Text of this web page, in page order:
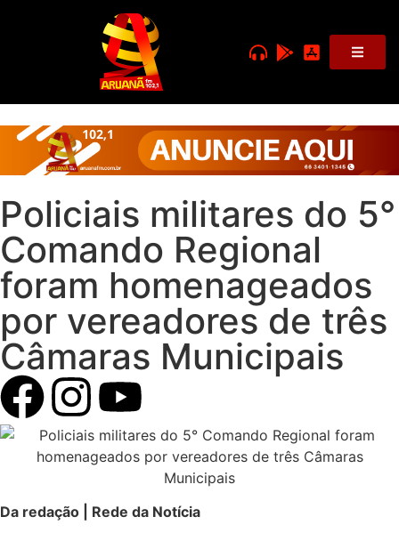
Policiais militares do 5°
Comando Regional
foram homenageados
por vereadores de três
Câmaras Municipais
Da redação | Rede da Notícia